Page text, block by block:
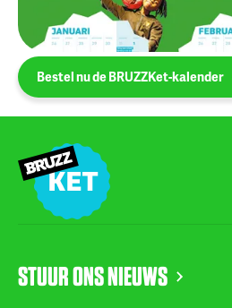
Bestel nu de BRUZZKet-kalender
STUUR ONS NIEUWS